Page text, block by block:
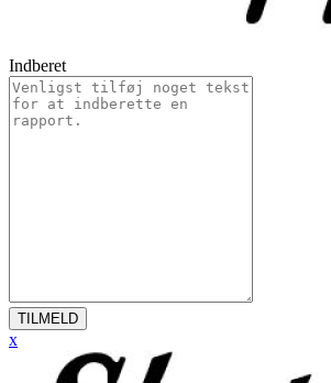
Indberet
TILMELD
x